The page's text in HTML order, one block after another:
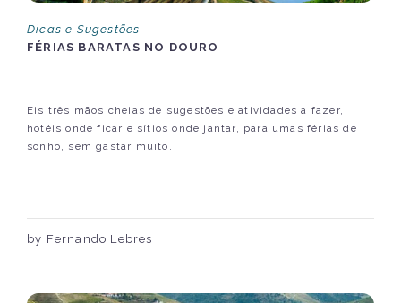
Dicas e Sugestões
FÉRIAS BARATAS NO DOURO
Eis três mãos cheias de sugestões e atividades a fazer,
hotéis onde ficar e sítios onde jantar, para umas férias de
sonho, sem gastar muito.
by Fernando Lebres